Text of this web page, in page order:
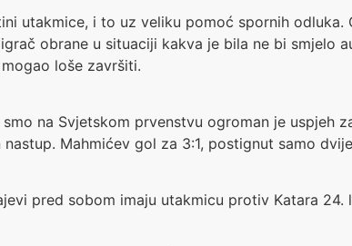
utakmice, i to uz veliku pomoć spornih
obrane u situaciji kakva je bila ne bi smjelo
loše završiti.
na Svjetskom prvenstvu ogroman je uspjeh
Mahmićev gol za 3:1, postignut samo
pred sobom imaju utakmicu protiv Katara